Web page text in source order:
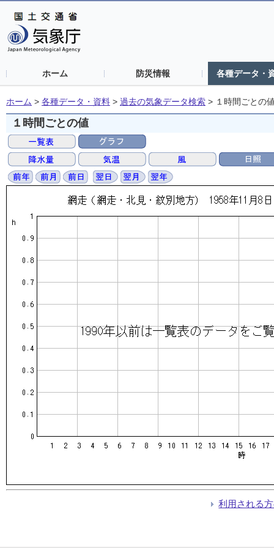
ホーム 防災情報 各種データ・
ホーム > 各種データ・資料 > 過去の気象データ検索 > １時間ごとの
１時間ごとの値
利用される